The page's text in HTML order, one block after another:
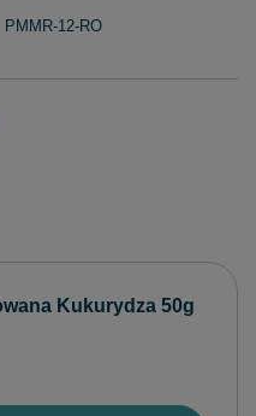
PMMR-12-RO
Kukurydza 50g